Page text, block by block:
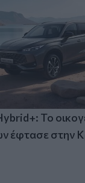
Το
έφτασε στην